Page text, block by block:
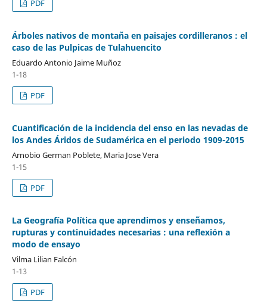
PDF
Árboles nativos de montaña en paisajes cordilleranos : el
caso de las Pulpicas de Tulahuencito
Eduardo Antonio Jaime Muñoz
1-18
PDF
Cuantificación de la incidencia del enso en las nevadas de
los Andes Áridos de Sudamérica en el periodo 1909-2015
Arnobio German Poblete, Maria Jose Vera
1-15
PDF
La Geografía Política que aprendimos y enseñamos,
rupturas y continuidades necesarias : una reflexión a
modo de ensayo
Vilma Lilian Falcón
1-13
PDF